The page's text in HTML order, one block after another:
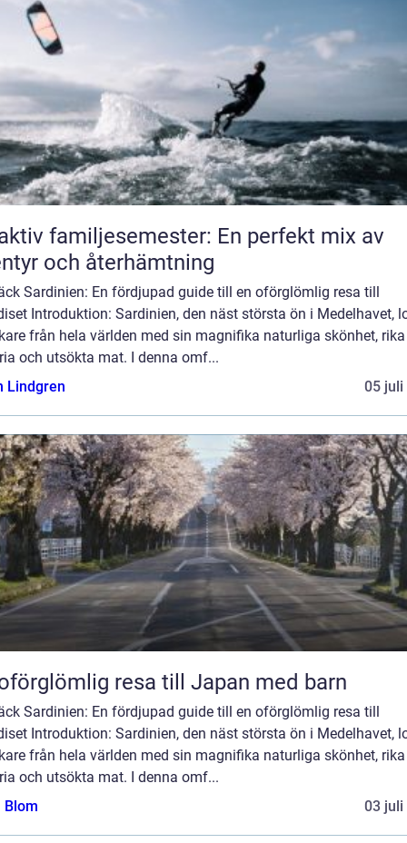
familjesemester: En perfekt mix av
och återhämtning
Sardinien: En fördjupad guide till en oförglömlig resa till
Introduktion: Sardinien, den näst största ön i Medelhavet,
från hela världen med sin magnifika naturliga skönhet, rika
och utsökta mat. I denna omf...
Lindgren
05 juli
resa till Japan med barn
Sardinien: En fördjupad guide till en oförglömlig resa till
Introduktion: Sardinien, den näst största ön i Medelhavet,
från hela världen med sin magnifika naturliga skönhet, rika
och utsökta mat. I denna omf...
Blom
03 juli